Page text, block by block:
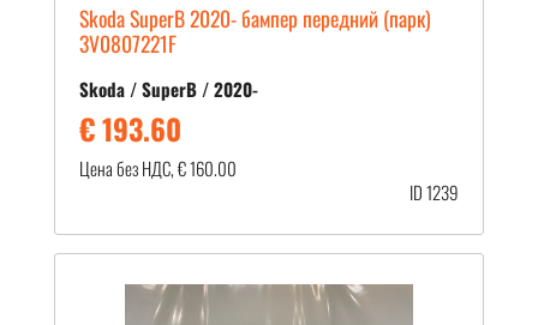
Skoda SuperB 2020- бампер передний (парк)
3V0807221F
Skoda / SuperB / 2020-
€ 193.60
Цена без НДС, € 160.00
ID 1239